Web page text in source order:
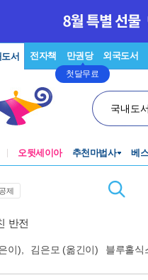
서 전자책 만권당
첫달무료
외국도서
국내도
오뒷세이아 추천마법사 베
제
반전
이), 김은모 (옮긴이) 블루홀식